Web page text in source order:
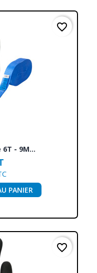
6T - 9M...
PANIER
favorite_border
favorite_border